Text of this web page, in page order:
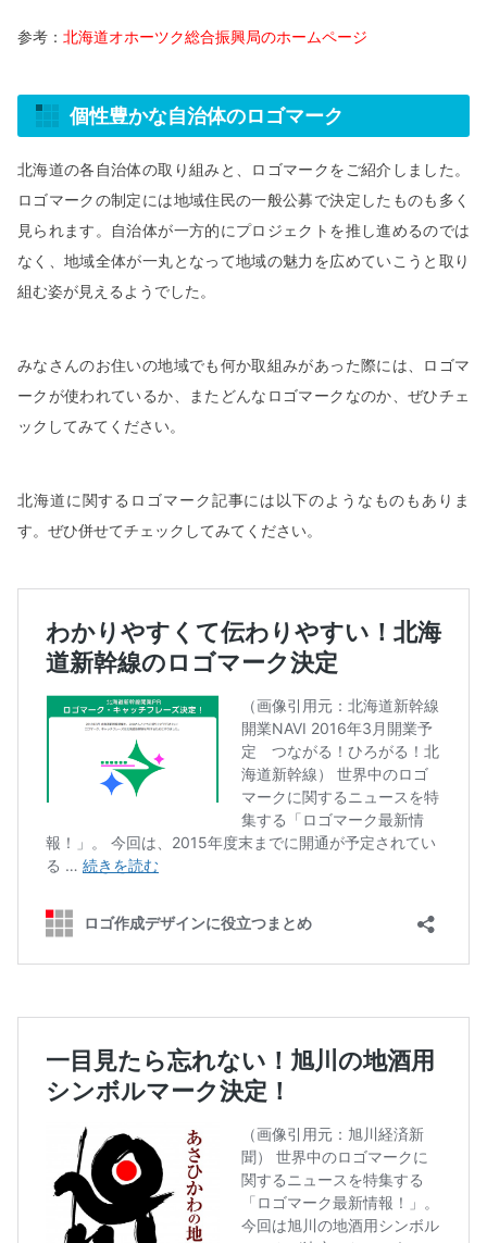
参考： 北海道オホーツク総合振興局のホームページ
個性豊かな自治体のロゴマーク
北海道の各自治体の取り組みと、ロゴマークをご紹介しました。
ロゴマークの制定には地域住民の一般公募で決定したものも多く
見られます。自治体が一方的にプロジェクトを推し進めるのでは
なく、地域全体が一丸となって地域の魅力を広めていこうと取り
組む姿が見えるようでした。
みなさんのお住いの地域でも何か取組みがあった際には、ロゴマ
ークが使われているか、またどんなロゴマークなのか、ぜひチェ
ックしてみてください。
北海道に関するロゴマーク記事には以下のようなものもありま
す。ぜひ併せてチェックしてみてください。